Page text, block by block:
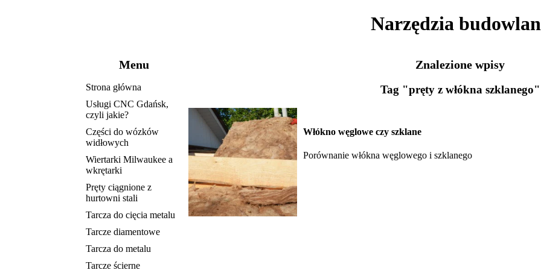
Narzędzia
Menu
Strona główna
Usługi CNC Gdańsk,
czyli jakie?
Części do wózków
widłowych
Wiertarki Milwaukee a
wkrętarki
Pręty ciągnione z
hurtowni stali
Tarcza do cięcia metalu
Tarcze diamentowe
Tarcza do metalu
Tarcze ścierne
Znalezione wpisy
Tag "pręty z włókna szklanego"
Włókno węglowe czy szklane
Porównanie włókna węglowego i szklanego